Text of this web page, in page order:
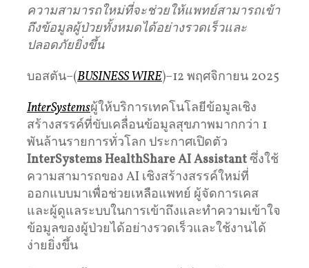
ความสามารถใหม่ที่จะช่วยให้แพทย์สามารถเข้า
ถึงข้อมูลผู้ป่วยทั้งหมดได้อย่างรวดเร็วและ
ปลอดภัยยิ่งขึ้น
บอสตัน–(BUSINESS WIRE)–12 พฤศจิกายน 2025
InterSystemsผู้ให้บริการเทคโนโลยีข้อมูลเชิง
สร้างสรรค์ที่ขับเคลื่อนข้อมูลสุขภาพมากกว่า 1
พันล้านรายการทั่วโลก ประกาศเปิดตัว
InterSystems HealthShare AI Assistantซึ่งใช้
ความสามารถของ AI เชิงสร้างสรรค์ใหม่ที่
ออกแบบมาเพื่อช่วยเหลือแพทย์ ผู้จัดการเคส
และผู้ดูแลระบบในการเข้าถึงและทำความเข้าใจ
ข้อมูลของผู้ป่วยได้อย่างรวดเร็วและใช้งานได้
ง่ายยิ่งขึ้น